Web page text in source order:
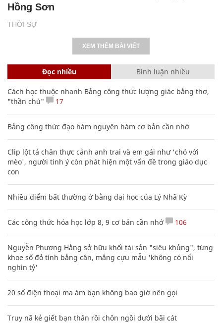
THỜI SỰ
Hồng Sơn
XEM THÊM BÀI VIẾT
Đọc nhiều Bình luận nhiều
Cách học thuộc nhanh Bảng công thức lượng giác bằng thơ,
"thần chú"
17
Bảng công thức đạo hàm nguyên hàm cơ bản cần nhớ
Clip lột tả chân thực cảnh anh trai và em gái như 'chó với
mèo', người tinh ý còn phát hiện một vấn đề trong giáo dục
con
Nhiều điểm bất thường ở bằng đại học của Lý Nhã Kỳ
Các công thức hóa học lớp 8, 9 cơ bản cần nhớ 106
Nguyễn Phương Hằng sở hữu khối tài sản "siêu khủng", từng
khoe sổ đỏ tính bằng cân, mắng cựu mẫu 'không có nổi
nghìn tỷ'
20 số điện thoại ma ám bạn không bao giờ nên gọi
Truy nã kẻ giết bạn thân rồi chôn ngồi dưới bãi cát